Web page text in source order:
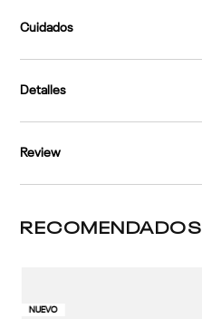
Cuidados
Detalles
Review
RECOMENDADOS
NUEVO